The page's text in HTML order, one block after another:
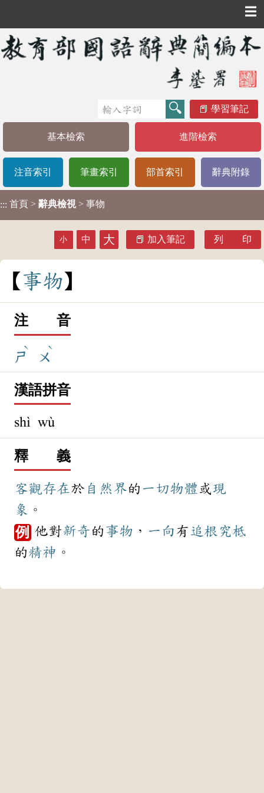
☰
學習筆記
基本檢索 進階檢索
注音索引 筆畫索引 部首索引 辭典附錄
::: 首頁 > 辭典檢視 > 事物
小 中 大 加入筆記 列 印
事物
注 音
ㄕ
ˋ
ㄨ
ˋ
漢語拼音
shì wù
釋 義
客觀存在於 自然界的 一切物體 或現
象 。
例 他對新奇 的 事物 ， 一向 有 追根究柢
的精神 。